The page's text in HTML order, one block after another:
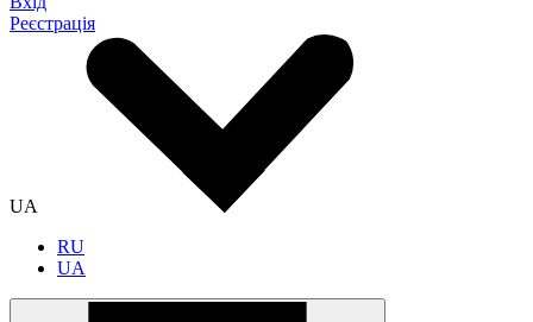
Реєстрація
UA
RU
UA